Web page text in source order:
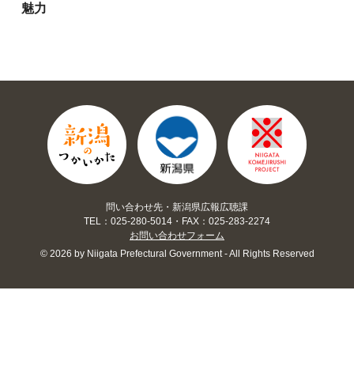
魅力
問い合わせ先・新潟県広報広聴課
TEL：025-280-5014・FAX：025-283-2274
お問い合わせフォーム
© 2026 by Niigata Prefectural Government - All Rights Reserved